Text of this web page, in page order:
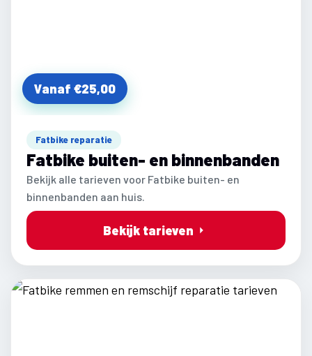
Vanaf €25,00
Fatbike reparatie
Fatbike buiten- en binnenbanden
Bekijk alle tarieven voor Fatbike buiten- en
binnenbanden aan huis.
Bekijk tarieven